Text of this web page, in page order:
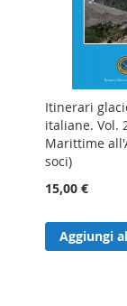
Itinerari
italiane. Vol.
Marittime
soci)
15,00 €
Aggiungi